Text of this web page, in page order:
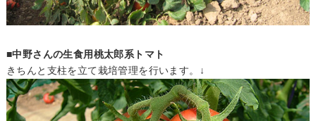
■中野さんの生食用桃太郎系トマト
きちんと支柱を立て栽培管理を行います。↓